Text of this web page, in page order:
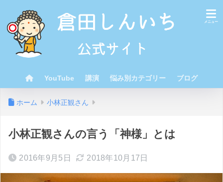
YouTube 講演 悩み別カテゴリー ブログ
ホーム 小林正観さん
小林正観さんの言う「神様」とは
2016年9月5日 2018年10月17日